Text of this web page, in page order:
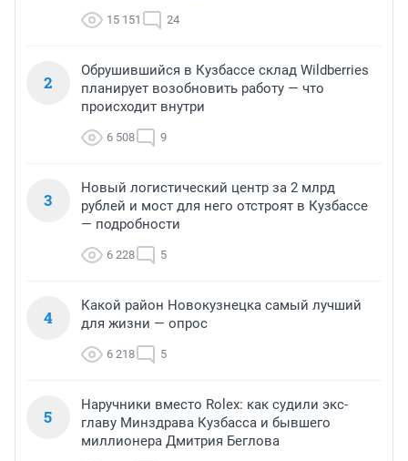
15 151 24
2
Обрушившийся в Кузбассе склад Wildberries
планирует возобновить работу — что
происходит внутри
6 508 9
3
Новый логистический центр за 2 млрд
рублей и мост для него отстроят в Кузбассе
— подробности
6 228 5
4
Какой район Новокузнецка самый лучший
для жизни — опрос
6 218 5
5
Наручники вместо Rolex: как судили экс-
главу Минздрава Кузбасса и бывшего
миллионера Дмитрия Беглова